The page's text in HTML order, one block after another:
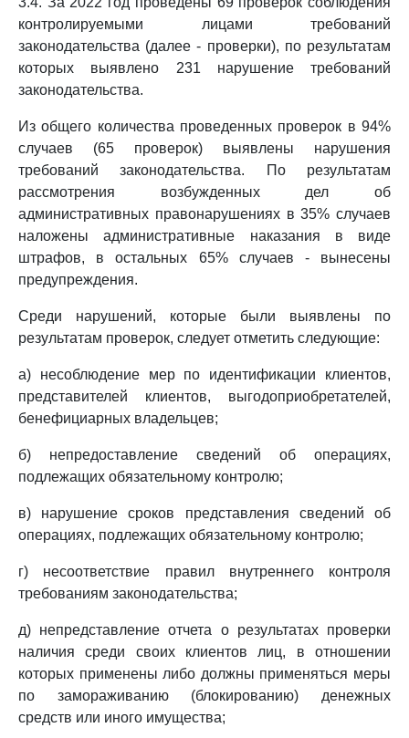
контролируемыми лицами требований
законодательства (далее - проверки), по результатам
которых выявлено 231 нарушение требований
законодательства.
Из общего количества проведенных проверок в 94%
случаев (65 проверок) выявлены нарушения
требований законодательства. По результатам
рассмотрения возбужденных дел об
административных правонарушениях в 35% случаев
наложены административные наказания в виде
штрафов, в остальных 65% случаев - вынесены
предупреждения.
Среди нарушений, которые были выявлены по
результатам проверок, следует отметить следующие:
а) несоблюдение мер по идентификации клиентов,
представителей клиентов, выгодоприобретателей,
бенефициарных владельцев;
б) непредоставление сведений об операциях,
подлежащих обязательному контролю;
в) нарушение сроков представления сведений об
операциях, подлежащих обязательному контролю;
г) несоответствие правил внутреннего контроля
требованиям законодательства;
д) непредставление отчета о результатах проверки
наличия среди своих клиентов лиц, в отношении
которых применены либо должны применяться меры
по замораживанию (блокированию) денежных
средств или иного имущества;